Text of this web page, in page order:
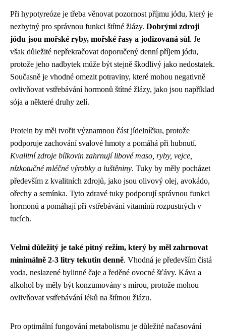
Při hypotyreóze je třeba věnovat pozornost příjmu jódu, který je
nezbytný pro správnou funkci štítné žlázy. Dobrými zdroji
jódu jsou mořské ryby, mořské řasy a jodizovaná sůl. Je
však důležité nepřekračovat doporučený denní příjem jódu,
protože jeho nadbytek může být stejně škodlivý jako nedostatek.
Současně je vhodné omezit potraviny, které mohou negativně
ovlivňovat vstřebávání hormonů štítné žlázy, jako jsou například
sója a některé druhy zelí.
Protein by měl tvořit významnou část jídelníčku, protože
podporuje zachování svalové hmoty a pomáhá při hubnutí.
Kvalitní zdroje bílkovin zahrnují libové maso, ryby, vejce,
nízkotučné mléčné výrobky a luštěniny. Tuky by měly pocházet
především z kvalitních zdrojů, jako jsou olivový olej, avokádo,
ořechy a semínka. Tyto zdravé tuky podporují správnou funkci
hormonů a pomáhají při vstřebávání vitamínů rozpustných v
tucích.
Velmi důležitý je také pitný režim, který by měl zahrnovat
minimálně 2-3 litry tekutin denně. Vhodná je především čistá
voda, neslazené bylinné čaje a ředěné ovocné šťávy. Káva a
alkohol by měly být konzumovány s mírou, protože mohou
ovlivňovat vstřebávání léků na štítnou žlázu.
Pro optimální fungování metabolismu je důležité načasování